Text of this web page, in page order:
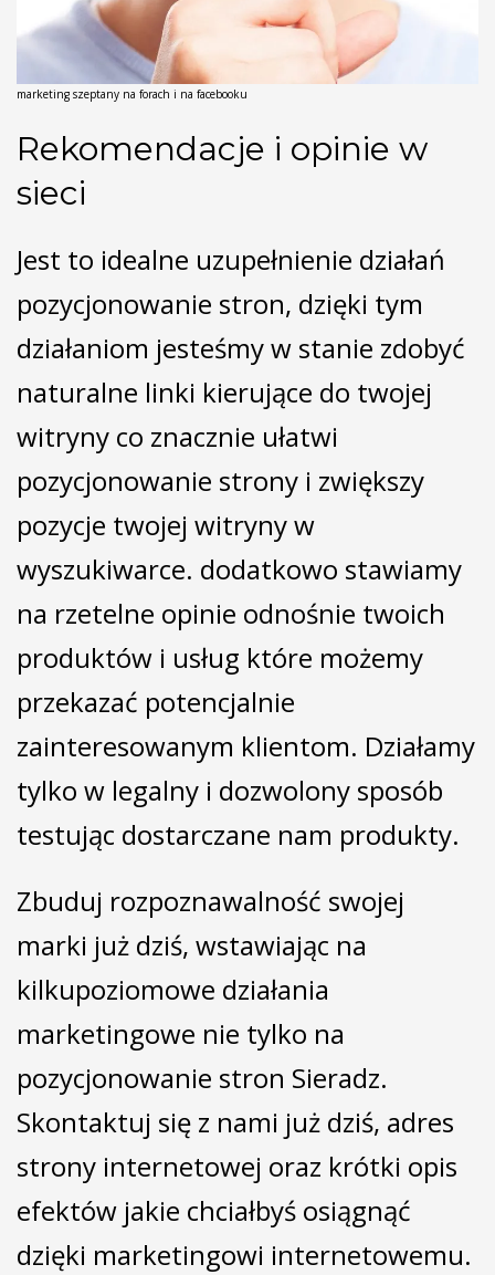
marketing szeptany na forach i na facebooku
Rekomendacje i opinie w
sieci
Jest to idealne uzupełnienie działań
pozycjonowanie stron, dzięki tym
działaniom jesteśmy w stanie zdobyć
naturalne linki kierujące do twojej
witryny co znacznie ułatwi
pozycjonowanie strony i zwiększy
pozycje twojej witryny w
wyszukiwarce. dodatkowo stawiamy
na rzetelne opinie odnośnie twoich
produktów i usług które możemy
przekazać potencjalnie
zainteresowanym klientom. Działamy
tylko w legalny i dozwolony sposób
testując dostarczane nam produkty.
Zbuduj rozpoznawalność swojej
marki już dziś, wstawiając na
kilkupoziomowe działania
marketingowe nie tylko na
pozycjonowanie stron Sieradz.
Skontaktuj się z nami już dziś, adres
strony internetowej oraz krótki opis
efektów jakie chciałbyś osiągnąć
dzięki marketingowi internetowemu.